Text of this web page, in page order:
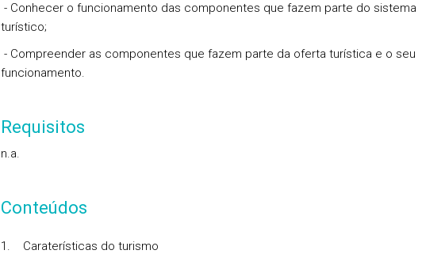
- Conhecer o funcionamento das componentes que fazem parte do sistema
turístico;
- Compreender as componentes que fazem parte da oferta turística e o seu
funcionamento.
Requisitos
n.a.
Conteúdos
1. Caraterísticas do turismo